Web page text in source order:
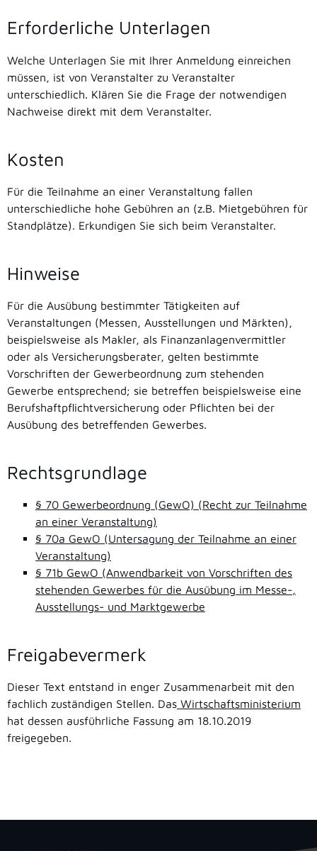
Erforderliche Unterlagen
Welche Unterlagen Sie mit Ihrer Anmeldung einreichen
müssen, ist von Veranstalter zu Veranstalter
unterschiedlich. Klären Sie die Frage der notwendigen
Nachweise direkt mit dem Veranstalter.
Kosten
Für die Teilnahme an einer Veranstaltung fallen
unterschiedliche hohe Gebühren an (z.B. Mietgebühren für
Standplätze). Erkundigen Sie sich beim Veranstalter.
Hinweise
Für die Ausübung bestimmter Tätigkeiten auf
Veranstaltungen (Messen, Ausstellungen und Märkten),
beispielsweise als Makler, als Finanzanlagenvermittler
oder als Versicherungsberater, gelten bestimmte
Vorschriften der Gewerbeordnung zum stehenden
Gewerbe entsprechend; sie betreffen beispielsweise eine
Berufshaftpflichtversicherung oder Pflichten bei der
Ausübung des betreffenden Gewerbes.
Rechtsgrundlage
§ 70 Gewerbeordnung (GewO) (Recht zur Teilnahme
an einer Veranstaltung)
§ 70a GewO (Untersagung der Teilnahme an einer
Veranstaltung)
§ 71b GewO (Anwendbarkeit von Vorschriften des
stehenden Gewerbes für die Ausübung im Messe-,
Ausstellungs- und Marktgewerbe
Freigabevermerk
Dieser Text entstand in enger Zusammenarbeit mit den
fachlich zuständigen Stellen. Das Wirtschaftsministerium
hat dessen ausführliche Fassung am 18.10.2019
freigegeben.